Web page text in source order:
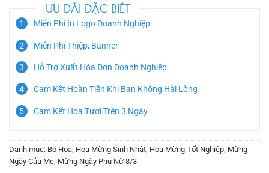
ƯU ĐÃI ĐẶC BIỆT
Miễn Phí In Logo Doanh Nghiệp
Miễn Phí Thiệp, Banner
Hỗ Trợ Xuất Hóa Đơn Doanh Nghiệp
Cam Kết Hoàn Tiền Khi Bạn Không Hài Lòng
Cam Kết Hoa Tươi Trên 3 Ngày
Danh mục: Bó Hoa, Hoa Mừng Sinh Nhật, Hoa Mừng Tốt Nghiệp, Mừng
Ngày Của Mẹ, Mừng Ngày Phụ Nữ 8/3